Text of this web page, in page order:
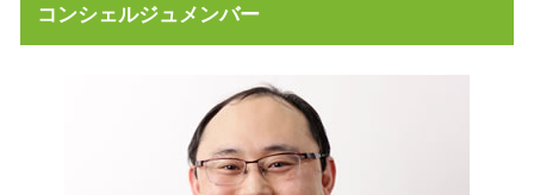
事業承継 株式移転
事業承継 債権債務
売買契約 説明義務違反
不動産 放棄 管理責任
不動産 売却益 節税
不動産売買契約 売主
コンシェルジュメンバー